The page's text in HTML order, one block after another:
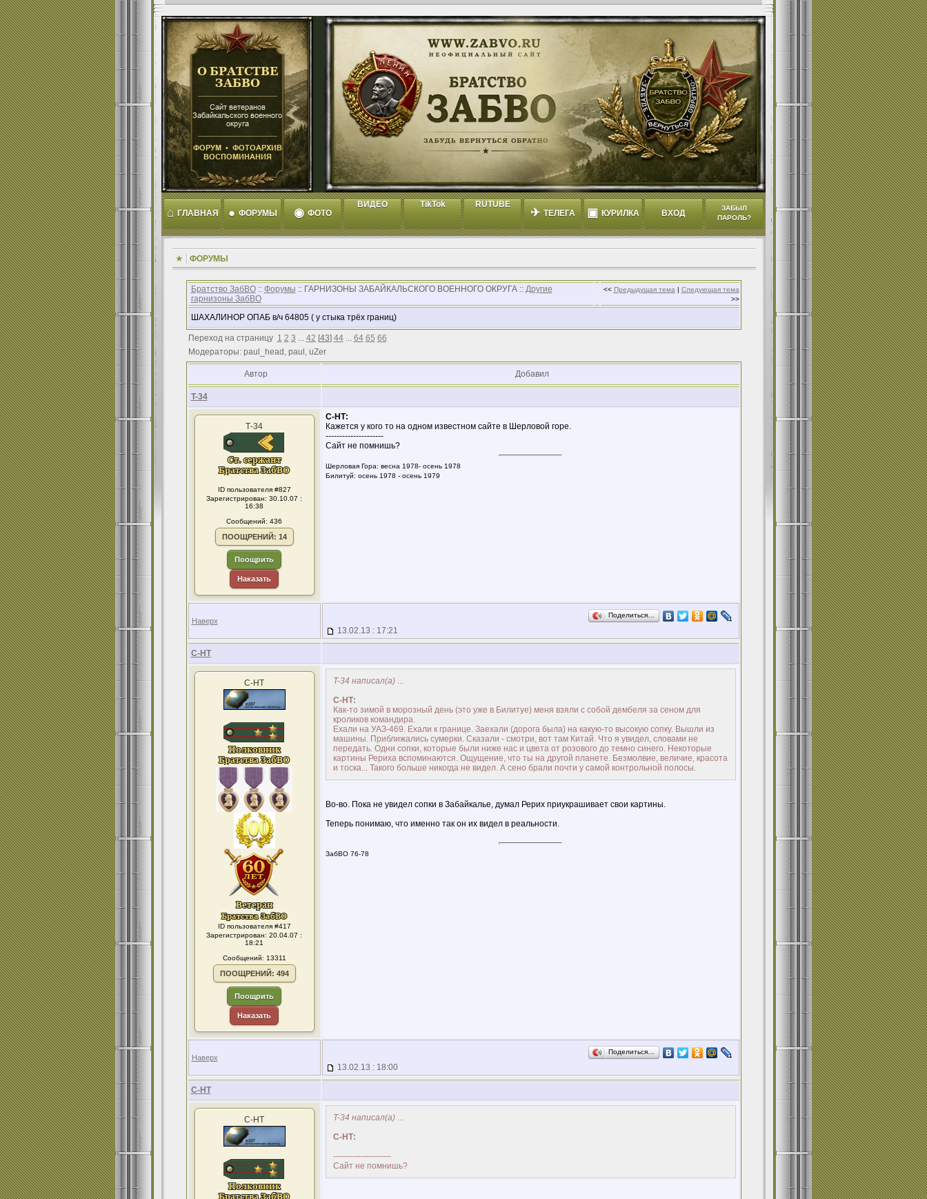
⌂ ГЛАВНАЯ ● ФОРУМЫ ◉ ФОТО
ВИДЕО TikTok RUTUBE
✈ ТЕЛЕГА ▣ КУРИЛКА ВХОД
ЗАБЫЛ
ПАРОЛЬ?
ФОРУМЫ
Братство ЗабВО:: Форумы :: ГАРНИЗОНЫ ЗАБАЙКАЛЬСКОГО ВОЕННОГО ОКРУГА :: Другие
гарнизоны ЗабВО
<< Предыдущая тема | Следующая тема
>>
ШАХАЛИНОР ОПАБ в/ч 64805 ( у стыка трёх границ)
Переход на страницу 1 2 3 ... 42 [43] 44... 64 65 66
Модераторы: paul_head, paul, uZer
Автор Добавил
T-34
Т-34
ID пользователя #827
Зарегистрирован: 30.10.07 :
16:38
Сообщений: 436
ПООЩРЕНИЙ: 14
Поощрить
Наказать
С-НТ:
Кажется у кого то на одном известном сайте в Шерловой горе.
---------------------
Сайт не помнишь?
Шерловая Гора: весна 1978- осень 1978
Билитуй: осень 1978 - осень 1979
Наверх
Поделиться…
13.02.13 : 17:21
С-НТ
С-НТ
ID пользователя #417
Зарегистрирован: 20.04.07 :
18:21
Сообщений: 13311
ПООЩРЕНИЙ: 494
Поощрить
Наказать
T-34 написал(а)...
С-НТ:
Как-то зимой в морозный день (это уже в Билитуе) меня взяли с собой дембеля за сеном для
кроликов командира.
Ехали на УАЗ-469. Ехали к границе. Заехали (дорога была) на какую-то высокую сопку. Вышли из
машины. Приближались сумерки. Сказали - смотри, вот там Китай. Что я увидел, словами не
передать. Одни сопки, которые были ниже нас и цвета от розового до темно синего. Некоторые
картины Рериха вспоминаются. Ощущение, что ты на другой планете. Безмолвие, величие, красота
и тоска... Такого больше никогда не видел. А сено брали почти у самой контрольной полосы.
Во-во. Пока не увидел сопки в Забайкалье, думал Рерих приукрашивает свои картины.
Теперь понимаю, что именно так он их видел в реальности.
ЗабВО 76-78
Наверх
Поделиться…
13.02.13 : 18:00
С-НТ
С-НТ T-34 написал(а)...
С-НТ:
---------------------
Сайт не помнишь?